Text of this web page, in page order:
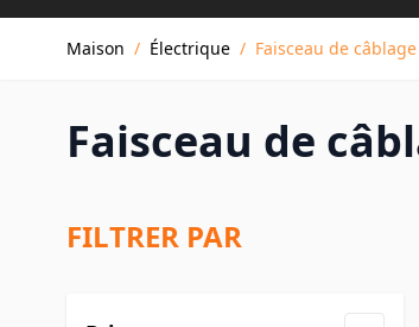
Maison / Électrique / Faisceau de câblage
Faisceau de
FILTRER PAR